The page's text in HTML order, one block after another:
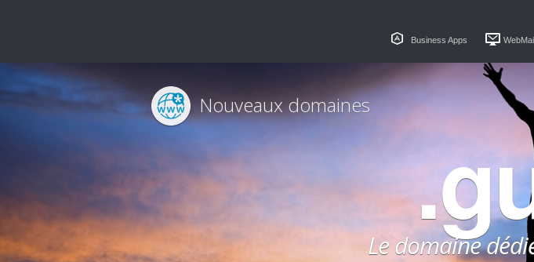
Business Apps
Le domaine
Nouveaux domaines